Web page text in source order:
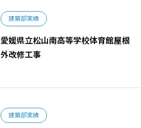
建築部実績
愛媛県立松山南高等学校体育館屋根
外改修工事
建築部実績